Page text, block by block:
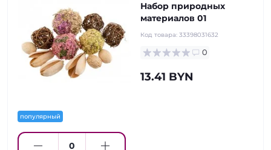
популярный
Набор природных
материалов 01
Код товара: 33398031632
0
13.41 BYN